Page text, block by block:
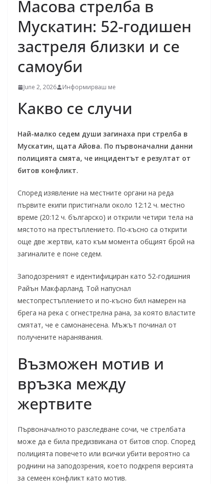
Масова стрелба в
Мускатин: 52-годишен
застреля близки и се
самоуби
June 2, 2026 Информирваш ме
Какво се случи
Най-малко седем души загинаха при стрелба в
Мускатин, щата Айова. По първоначални данни
полицията смята, че инцидентът е резултат от
битов конфликт.
Според изявление на местните органи на реда
първите екипи пристигнали около 12:12 ч. местно
време (20:12 ч. българско) и открили четири тела на
мястото на престъплението. По-късно са открити
още две жертви, като към момента общият брой на
загиналите е поне седем.
Заподозреният е идентифициран като 52-годишния
Райън Макфарланд. Той напуснал
местопрестъплението и по-късно бил намерен на
брега на река с огнестрелна рана, за която властите
смятат, че е самонанесена. Мъжът починал от
получените наранявания.
Възможен мотив и
връзка между
жертвите
Първоначалното разследване сочи, че стрелбата
може да е била предизвикана от битов спор. Според
полицията повечето или всички убити вероятно са
роднини на заподозрения, което подкрепя версията
за семеен конфликт като мотив.